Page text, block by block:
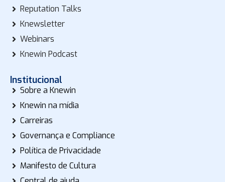
Reputation Talks
Knewsletter
Webinars
Knewin Podcast
Institucional
Sobre a Knewin
Knewin na mídia
Carreiras
Governança e Compliance
Política de Privacidade
Manifesto de Cultura